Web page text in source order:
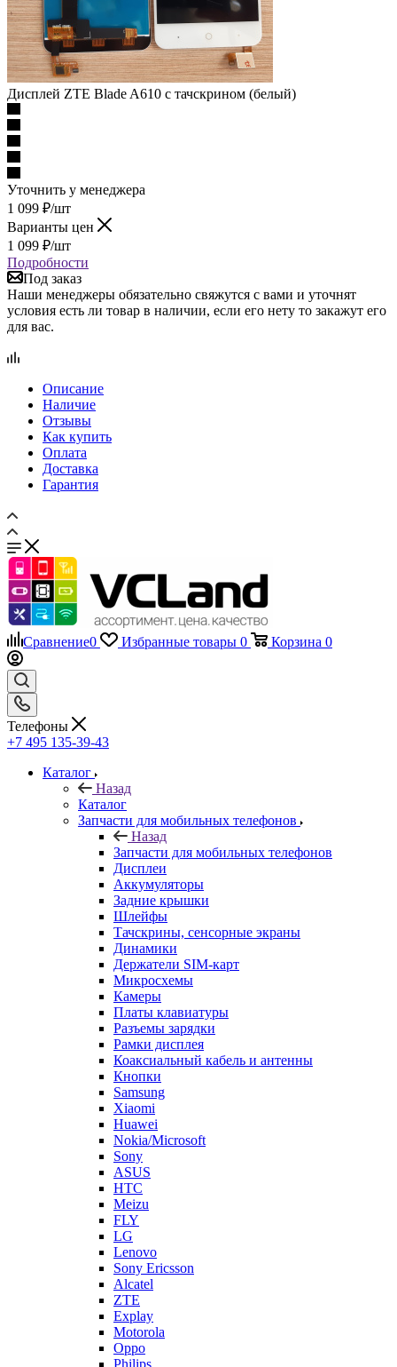
Дисплей ZTE Blade A610 с тачскрином (белый)
Уточнить у менеджера
1 099 ₽/шт
Варианты цен
1 099 ₽/шт
Подробности
Под заказ
Наши менеджеры обязательно свяжутся с вами и уточнят
условия есть ли товар в наличии, если его нету то закажут его
для вас.
Описание
Наличие
Отзывы
Как купить
Оплата
Доставка
Гарантия
Сравнение0 Избранные товары 0 Корзина 0
Телефоны
+7 495 135-39-43
Каталог
Назад
Каталог
Запчасти для мобильных телефонов
Назад
Запчасти для мобильных телефонов
Дисплеи
Аккумуляторы
Задние крышки
Шлейфы
Тачскрины, сенсорные экраны
Динамики
Держатели SIM-карт
Микросхемы
Камеры
Платы клавиатуры
Разъемы зарядки
Рамки дисплея
Коаксиальный кабель и антенны
Кнопки
Samsung
Xiaomi
Huawei
Nokia/Microsoft
Sony
ASUS
HTC
Meizu
FLY
LG
Lenovo
Sony Ericsson
Alcatel
ZTE
Explay
Motorola
Oppo
Philips